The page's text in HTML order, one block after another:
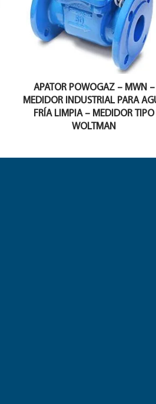
APATOR POWOGAZ – MWN –
MEDIDOR INDUSTRIAL PARA
FRÍA LIMPIA – MEDIDOR TIPO
WOLTMAN